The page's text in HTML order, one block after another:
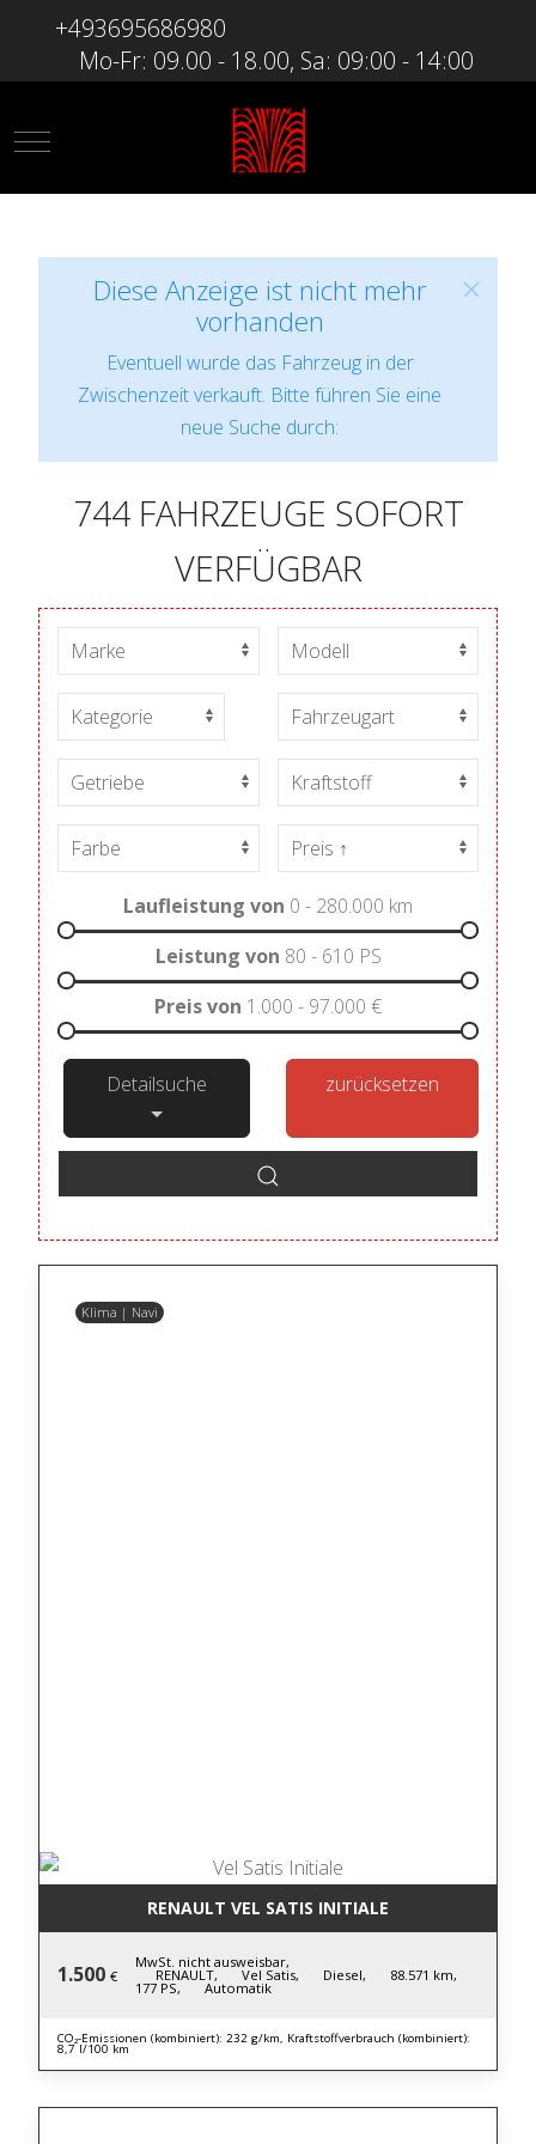
+493695686980
Mo-Fr: 09.00 - 18.00, Sa: 09:00 - 14:00
Mobile Menu Toggle
Diese Anzeige ist nicht mehr
vorhanden
Eventuell wurde das Fahrzeug in der
Zwischenzeit verkauft. Bitte führen Sie eine
neue Suche durch:
744 FAHRZEUGE SOFORT
VERFÜGBAR
Laufleistung von 0 - 280.000 km
Leistung von 80 - 610 PS
Preis von 1.000 - 97.000 €
Detailsuche zurücksetzen
Klima | Navi
RENAULT VEL SATIS INITIALE
1.500 €
MwSt. nicht ausweisbar,
RENAULT, Vel Satis, Diesel, 88.571 km,
177 PS, Automatik
CO₂-Emissionen (kombiniert): 232 g/km, Kraftstoffverbrauch (kombiniert):
8,7 l/100 km